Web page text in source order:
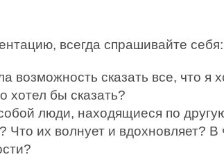
всегда спрашивайте себя:
возможность сказать все, что я
хотел бы сказать?
люди, находящиеся по
Что их волнует и вдохновляет? В